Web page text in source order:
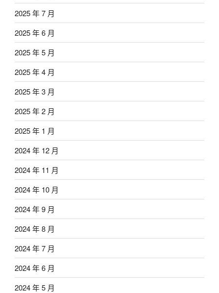
2025 年 7 月
2025 年 6 月
2025 年 5 月
2025 年 4 月
2025 年 3 月
2025 年 2 月
2025 年 1 月
2024 年 12 月
2024 年 11 月
2024 年 10 月
2024 年 9 月
2024 年 8 月
2024 年 7 月
2024 年 6 月
2024 年 5 月